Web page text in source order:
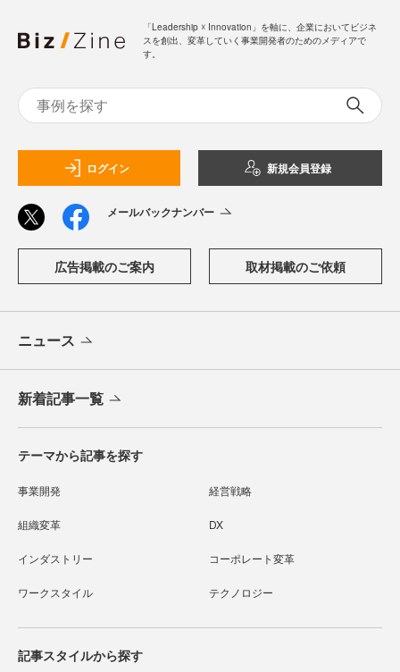
「Leadership ☓ Innovation」を軸に、企業においてビジネ
スを創出、変革していく事業開発者のためのメディアで
す。
ログイン 新規会員登録
メールバックナンバー
広告掲載のご案内 取材掲載のご依頼
ニュース
新着記事一覧
テーマから記事を探す
事業開発 経営戦略
組織変革 DX
インダストリー コーポレート変革
ワークスタイル テクノロジー
記事スタイルから探す